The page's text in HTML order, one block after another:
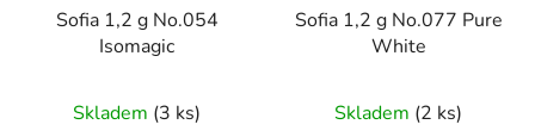
Sofia 1,2 g No.054
Isomagic
Skladem (3 ks)
Sofia 1,2 g No.077 Pure
White
Skladem (2 ks)